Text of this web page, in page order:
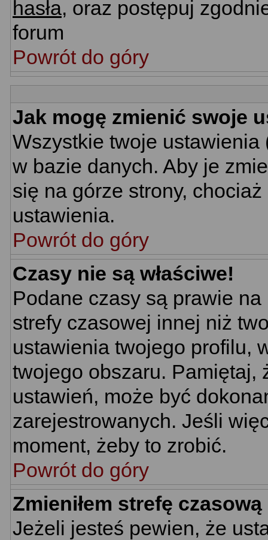
hasła, oraz postępuj
forum
Powrót do góry
Jak mogę zmienić swoje
Wszystkie twoje
w bazie danych. Aby je
się na górze strony,
ustawienia.
Powrót do góry
Czasy nie są właściwe!
Podane czasy są prawie
strefy czasowej innej niż
ustawienia twojego profilu,
twojego obszaru. Pamiętaj,
ustawień, może być
zarejestrowanych. Jeśli
moment, żeby to zrobić.
Powrót do góry
Zmieniłem strefę
Jeżeli jesteś pewien, że